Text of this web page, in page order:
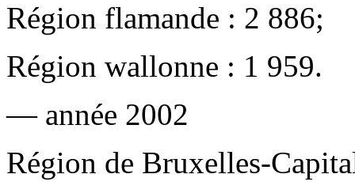
Région flamande : 2 886;
Région wallonne : 1 959.
— année 2002
Région de Bruxelles-